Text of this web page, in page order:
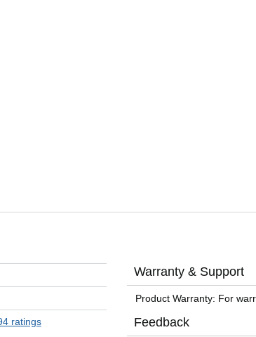
ratings
Warranty & Support
Product Warranty: For
Feedback